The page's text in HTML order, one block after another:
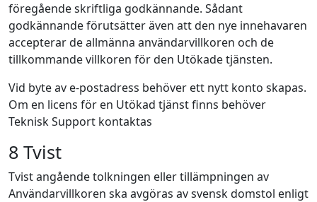
föregående skriftliga godkännande. Sådant
godkännande förutsätter även att den nye innehavaren
accepterar de allmänna användarvillkoren och de
tillkommande villkoren för den Utökade tjänsten.
Vid byte av e-postadress behöver ett nytt konto skapas.
Om en licens för en Utökad tjänst finns behöver
Teknisk Support kontaktas
8 Tvist
Tvist angående tolkningen eller tillämpningen av
Användarvillkoren ska avgöras av svensk domstol enligt